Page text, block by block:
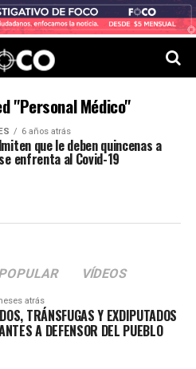
"Personal Médico"
6 años atrás
que le deben quincenas a
enfrenta al Covid-19
VÍDEOS
atrás
TRÁNSFUGAS Y EXDIPUTADOS
A DEFENSOR DEL PUEBLO